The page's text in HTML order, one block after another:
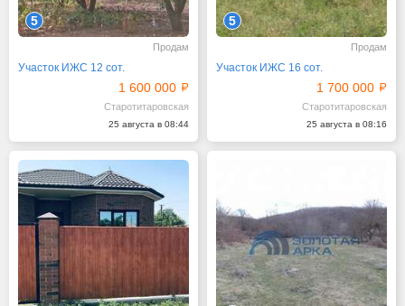
5
Продам
Участок ИЖС 12 сот.
1 600 000
Старотитаровская
25 августа в 08:44
5
Продам
Участок ИЖС 16 сот.
1 700 000
Старотитаровская
25 августа в 08:16